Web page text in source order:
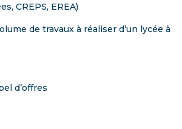
CREPS, EREA)
de travaux à réaliser d’un lycée à
d’offres